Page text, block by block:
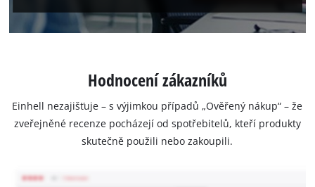
Hodnocení zákazníků
Einhell nezajišťuje – s výjimkou případů „Ověřený nákup“ – že
zveřejněné recenze pocházejí od spotřebitelů, kteří produkty
skutečně použili nebo zakoupili.